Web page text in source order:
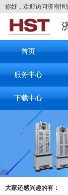
你好，欢迎访问济南恒
首页
服务中心
下载中心
大家还感兴趣的有：